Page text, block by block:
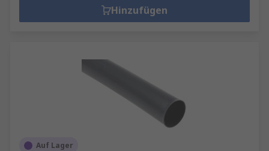
Hinzufügen
Auf Lager